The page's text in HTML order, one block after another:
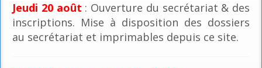
Jeudi 20 août : Ouverture du secrétariat & des
inscriptions. Mise à disposition des dossiers
au secrétariat et imprimables depuis ce site.